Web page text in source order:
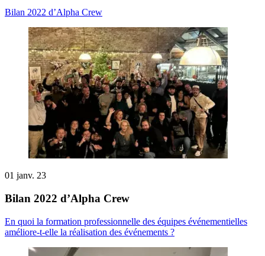
Bilan 2022 d’Alpha Crew
01 janv. 23
Bilan 2022 d’Alpha Crew
En quoi la formation professionnelle des équipes événementielles
améliore-t-elle la réalisation des événements ?